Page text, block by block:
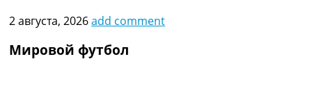
2 августа, 2026add comment
Мировой футбол